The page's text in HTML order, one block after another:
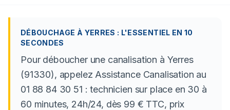
DÉBOUCHAGE À YERRES : L'ESSENTIEL EN 10
SECONDES
Pour déboucher une canalisation à Yerres
(91330), appelez Assistance Canalisation au
01 88 84 30 51 : technicien sur place en 30 à
60 minutes, 24h/24, dès 99 € TTC, prix